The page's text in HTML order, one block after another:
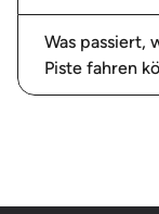
Was passiert,
Piste fahren